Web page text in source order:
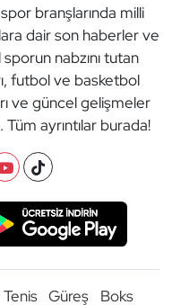
branşlarında milli
dair son haberler ve
nabzını tutan
futbol ve basketbol
ve güncel gelişmeler
ayrıntılar burada!
Tenis Güreş Boks